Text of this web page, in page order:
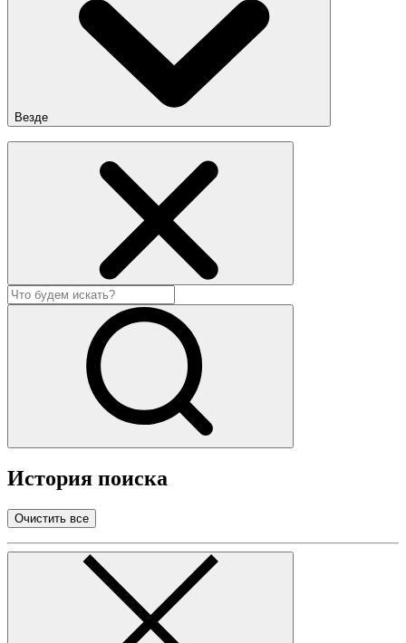
Везде
История поиска
Очистить все